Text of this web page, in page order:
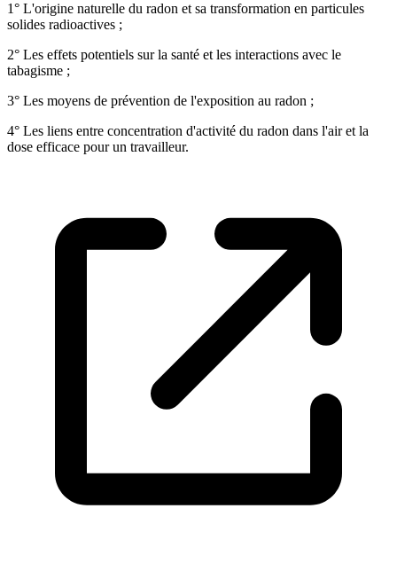
1° L'origine naturelle du radon et sa transformation en particules
solides radioactives ;
2° Les effets potentiels sur la santé et les interactions avec le
tabagisme ;
3° Les moyens de prévention de l'exposition au radon ;
4° Les liens entre concentration d'activité du radon dans l'air et la
dose efficace pour un travailleur.